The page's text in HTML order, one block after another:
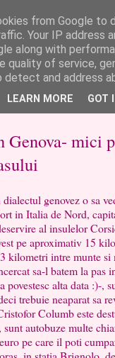
not!
imi trec prin
mea..
Genova- mici
genovez o sa
in Italia de Nord,
al insulelor
pe aproximativ 15
kilometri intre munte si
sa-l batem la pas
povestesc alta data :)-,
trebuie neaparat sa
Columb este destul
autobuze multe
pe care il poti
from Google to
Your IP address
along with
quality of service,
and address
LEARN MORE GOT